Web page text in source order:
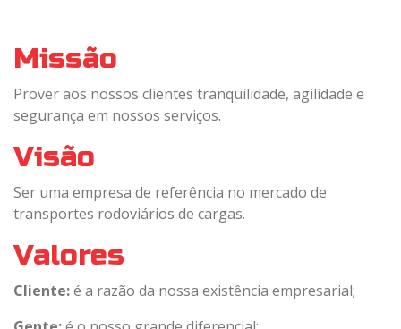
Missão
Prover aos nossos clientes tranquilidade, agilidade e
segurança em nossos serviços.
Visão
Ser uma empresa de referência no mercado de
transportes rodoviários de cargas.
Valores
Cliente:é a razão da nossa existência empresarial;